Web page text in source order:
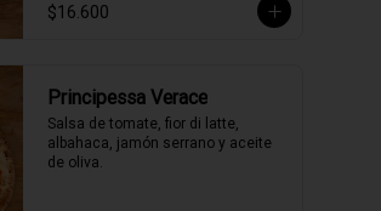
$16.600
Principessa Verace
Salsa de tomate, fior di latte,
albahaca, jamón serrano y aceite
de oliva.